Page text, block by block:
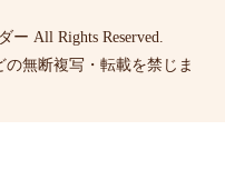
ー All Rights Reserved.
の無断複写・転載を禁じま